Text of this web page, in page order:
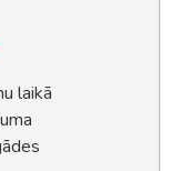
laikā